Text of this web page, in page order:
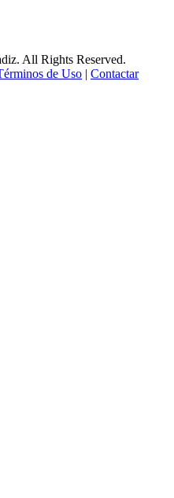
All Rights Reserved.
de Uso | Contactar